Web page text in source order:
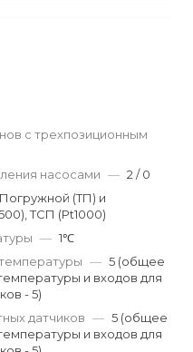
с трехпозиционным
насосами — 2 / 0
Погружной (ТП) и
ТСП (Pt1000)
— 1℃
— 5 (общее
и входов для
- 5)
датчиков — 5 (общее
и входов для